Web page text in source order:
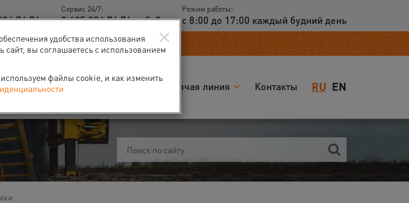
76 76
Сервис 24/7:
8 495 926 76 76 доб. 2
Режим работы:
с 8:00 до 17:00 каждый будний день
RU EN
События Горячая линия Контакты
×
удобства использования
вы соглашаетесь с использованием
файлы cookie, и как изменить